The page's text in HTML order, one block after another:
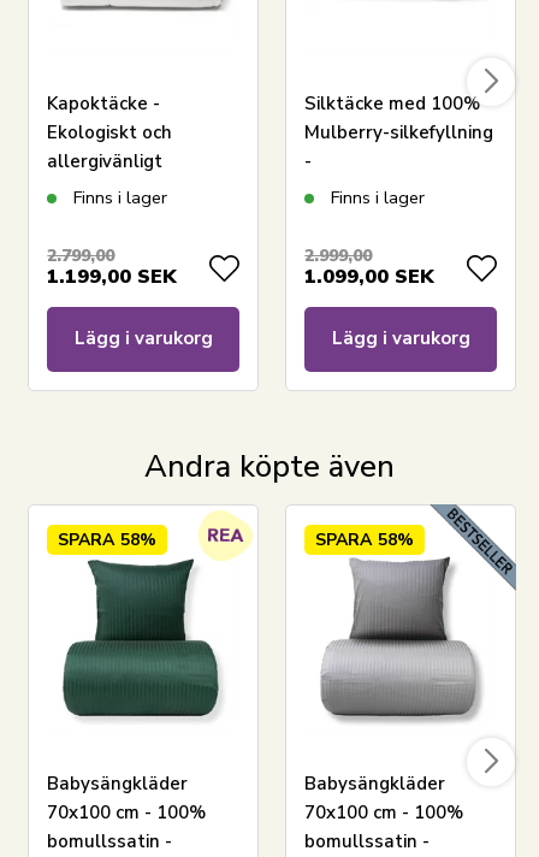
Läs vår täckeguide
Läs om skötsel av täcken och kuddar
Se vårt stora sortiment av kuddar
Har du frågor om produkten?
Kapoktäcke -
Ekologiskt och
allergivänligt
helårstäcke med
150x210 cm - Nature
By Borg kapoktäcke
Finns i lager
2.799,00
1.199,00 SEK
Lägg i varukorg
Silktäcke med 100%
Mulberry-silkefyllning
-
Temperaturreglerande
140x200 cm - Borg
Living
Finns i lager
2.999,00
1.099,00 SEK
Lägg i varukorg
Andra köpte även
SPARA 58%
Babysängkläder
70x100 cm - 100%
bomullssatin -
SPARA 58%
Babysängkläder
70x100 cm - 100%
bomullssatin -